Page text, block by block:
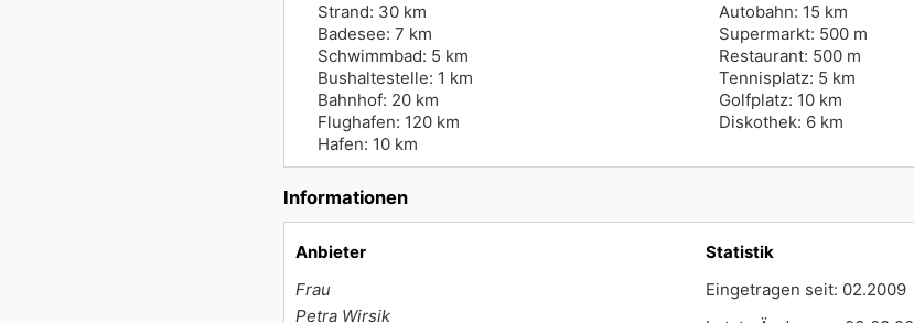
Strand: 30 km
Badesee: 7 km
Schwimmbad: 5 km
Bushaltestelle: 1 km
Bahnhof: 20 km
Flughafen: 120 km
Hafen: 10 km
Autobahn: 15 km
Supermarkt: 500 m
Restaurant: 500 m
Tennisplatz: 5 km
Golfplatz: 10 km
Diskothek: 6 km
Informationen
Anbieter
Frau
Petra Wirsik
Statistik
Eingetragen seit: 02.2009